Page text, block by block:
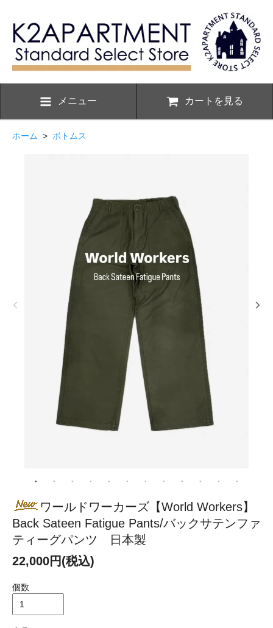
メニュー カートを見る
ホーム > ボトムス
ワールドワーカーズ【World Workers】
Back Sateen Fatigue Pants/バックサテンファ
ティーグパンツ 日本製
22,000円(税込)
個数